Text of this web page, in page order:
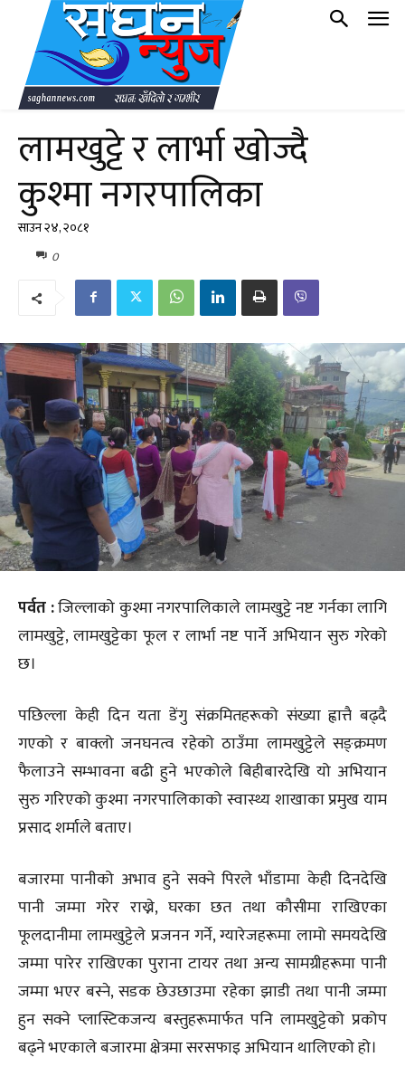
लामखुट्टे र लार्भा खोज्दै
कुश्मा नगरपालिका
साउन २४, २०८१
0
पर्वत :जिल्लाको कुश्मा नगरपालिकाले लामखुट्टे नष्ट गर्नका लागि
लामखुट्टे, लामखुट्टेका फूल र लार्भा नष्ट पार्ने अभियान सुरु गरेको
छ।
पछिल्ला केही दिन यता डेंगु संक्रमितहरूको संख्या ह्वात्तै बढ्दै
गएको र बाक्लो जनघनत्व रहेको ठाउँमा लामखुट्टेले सङ्क्रमण
फैलाउने सम्भावना बढी हुने भएकोले बिहीबारदेखि यो अभियान
सुरु गरिएको कुश्मा नगरपालिकाको स्वास्थ्य शाखाका प्रमुख याम
प्रसाद शर्माले बताए।
बजारमा पानीको अभाव हुने सक्ने पिरले भाँडामा केही दिनदेखि
पानी जम्मा गरेर राख्ने, घरका छत तथा कौसीमा राखिएका
फूलदानीमा लामखुट्टेले प्रजनन गर्ने, ग्यारेजहरूमा लामो समयदेखि
जम्मा पारेर राखिएका पुराना टायर तथा अन्य सामग्रीहरूमा पानी
जम्मा भएर बस्ने, सडक छेउछाउमा रहेका झाडी तथा पानी जम्मा
हुन सक्ने प्लास्टिकजन्य बस्तुहरूमार्फत पनि लामखुट्टेको प्रकोप
बढ्ने भएकाले बजारमा क्षेत्रमा सरसफाइ अभियान थालिएको हो।